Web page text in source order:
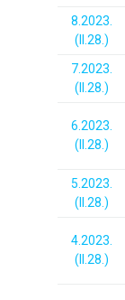
8.2023.
(II.28.)
7.2023.
(II.28.)
6.2023.
(II.28.)
5.2023.
(II.28.)
4.2023.
(II.28.)